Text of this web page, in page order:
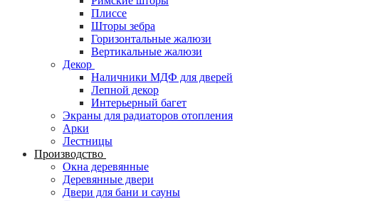
Плиссе
Шторы зебра
Горизонтальные жалюзи
Вертикальные жалюзи
Декор
Наличники МДФ для дверей
Лепной декор
Интерьерный багет
Экраны для радиаторов отопления
Арки
Лестницы
Производство
Окна деревянные
Деревянные двери
Двери для бани и сауны